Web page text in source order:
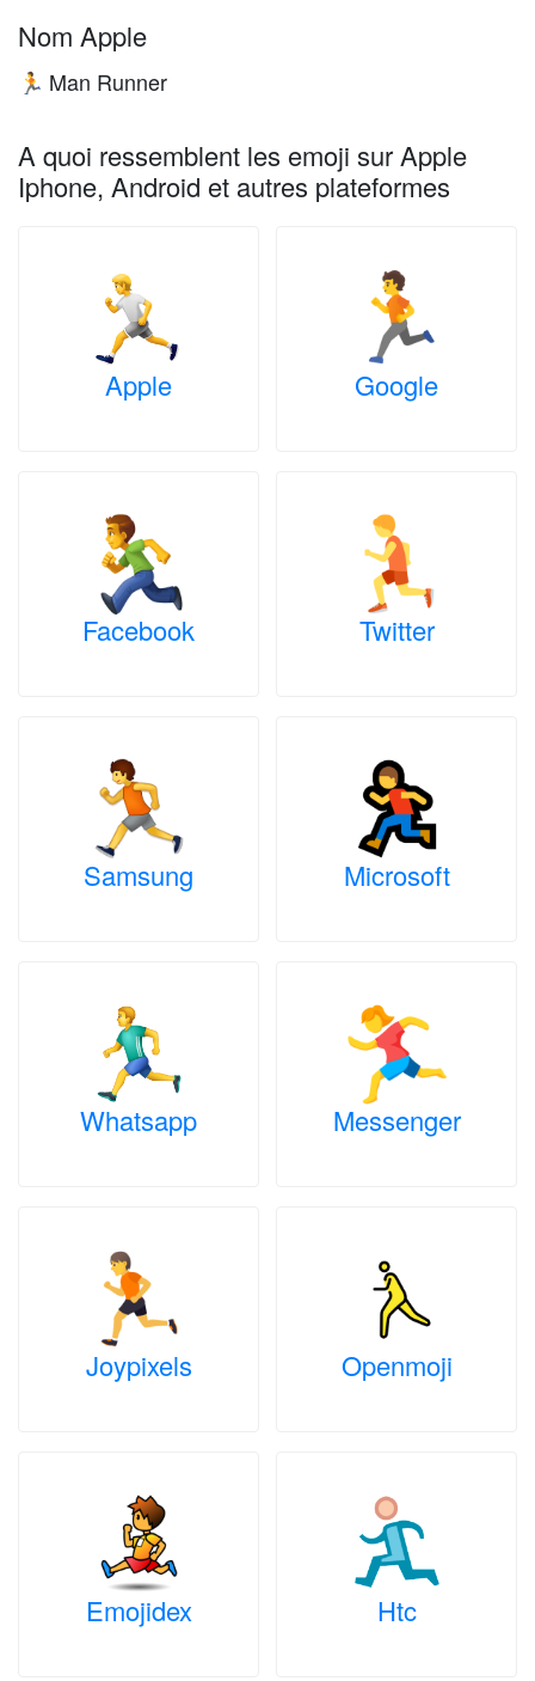
Nom Apple
🏃 Man Runner
A quoi ressemblent les emoji sur Apple
Iphone, Android et autres plateformes
Apple Google
Facebook Twitter
Samsung Microsoft
Whatsapp Messenger
Joypixels Openmoji
Emojidex Htc